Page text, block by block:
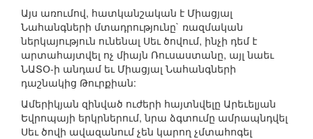
Այս առումով, հատկանշական է Միացյալ
Նահանգների մտադրությունը` ռազմական
ներկայություն ունենալ Սեւ ծովում, ինչի դեմ է
արտահայտվել ոչ միայն Ռուսաստանը, այլ նաեւ
ՆԱՏՕ-ի անդամ եւ Միացյալ Նահանգների
դաշնակից Թուրքիան:
Ամերիկյան զինված ուժերի հայտնվելը Արեւելյան
Եվրոպայի երկրներում, նրա ձգտումը ամրապնդվել
Սեւ ծովի ավազանում չեն կարող չմտահոգել